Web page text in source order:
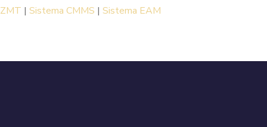
ZMT | Sistema CMMS | Sistema EAM